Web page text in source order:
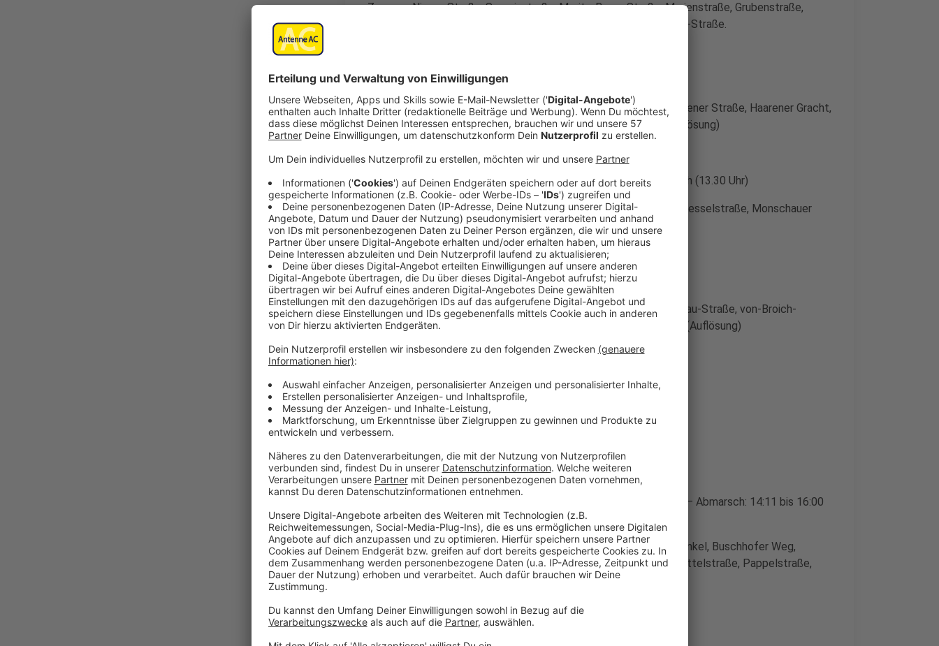
Zugweg: Nirmer Straße, Severinstraße, Moritz-Braun-Straße, Marienstraße, Grubenstraße,
Brühlstraße, Karlstraße, Brückstraße, Severinstraße, Moritz-Braun-Straße.
Start: 14.45 Uhr, Aufstellung: Haarbachtalstraße (13.45 Uhr)
Zugweg: Haarbachtalstraße, Mühlenstraße, Auf der Hüls, Alt Haarener Straße, Haarener Gracht,
Bogenstraße, Alt Haarener Straße, Bogenstraße, Marktplatz (Auflösung)
Aachen-Lichtenbusch, Tulpensonntag, 15. Februar 2026
Start: 14.30 Uhr, Aufstellung: Oberforstbacher Hof/Oberforstbach (13.30 Uhr)
Zugweg: Oberforstbacher Straße, Raafstraße, Raerener Straße, Kesselstraße, Monschauer
Straße, Hotel Restaurant "Zur Heide" (Auflösung)
Aachen-Richterich,Tulpensonntag, 15. Februar 2026
Start: 14.11 Uhr, Aufstellungsort: untere Schloß-Schönau-Straße
Verlauf: Roermonder Straße, Berensberger Straße, Schloß-Schönau-Straße, von-Broich-
Straße, Schloß-Schönau Straße, Parkstraße bis Richterich Markt (Auflösung)
Anzeige
Alsdorf
Anzeige
Busch, Sonntag, 8. Februar 2026, Kinderkarnevalszug
Aufstellung: Alte Aachener Straße/Ecke Ludwig-Kessing-Straße – Abmarsch: 14:11 bis 16:00
Uhr
Zugweg: Mittelstraße, Zum Beginental, Am Hang, Im Birnbaumswinkel, Buschhofer Weg,
Nordsternweg, Im Birnbaumswinkel, Am Hang, Zum Beginental, Mittelstraße, Pappelstraße,
Heckenstraße, Christ-König-Straße (Auflösung)
Kellersberg, Nelkensamstag, 14. Februar 2026